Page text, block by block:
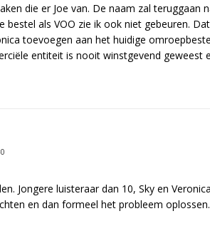
die er Joe van. De naam zal teruggaan
bestel als VOO zie ik ook niet gebeuren.
toevoegen aan het huidige
entiteit is nooit winstgevend geweest
Jongere luisteraar dan 10, Sky en
en dan formeel het probleem oplossen.